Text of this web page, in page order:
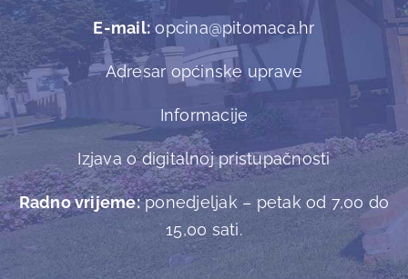
E-mail:opcina@pitomaca.hr
Adresar općinske uprave
Informacije
Izjava o digitalnoj pristupačnosti
Radno vrijeme:ponedjeljak – petak od 7,00 do
15,00 sati.